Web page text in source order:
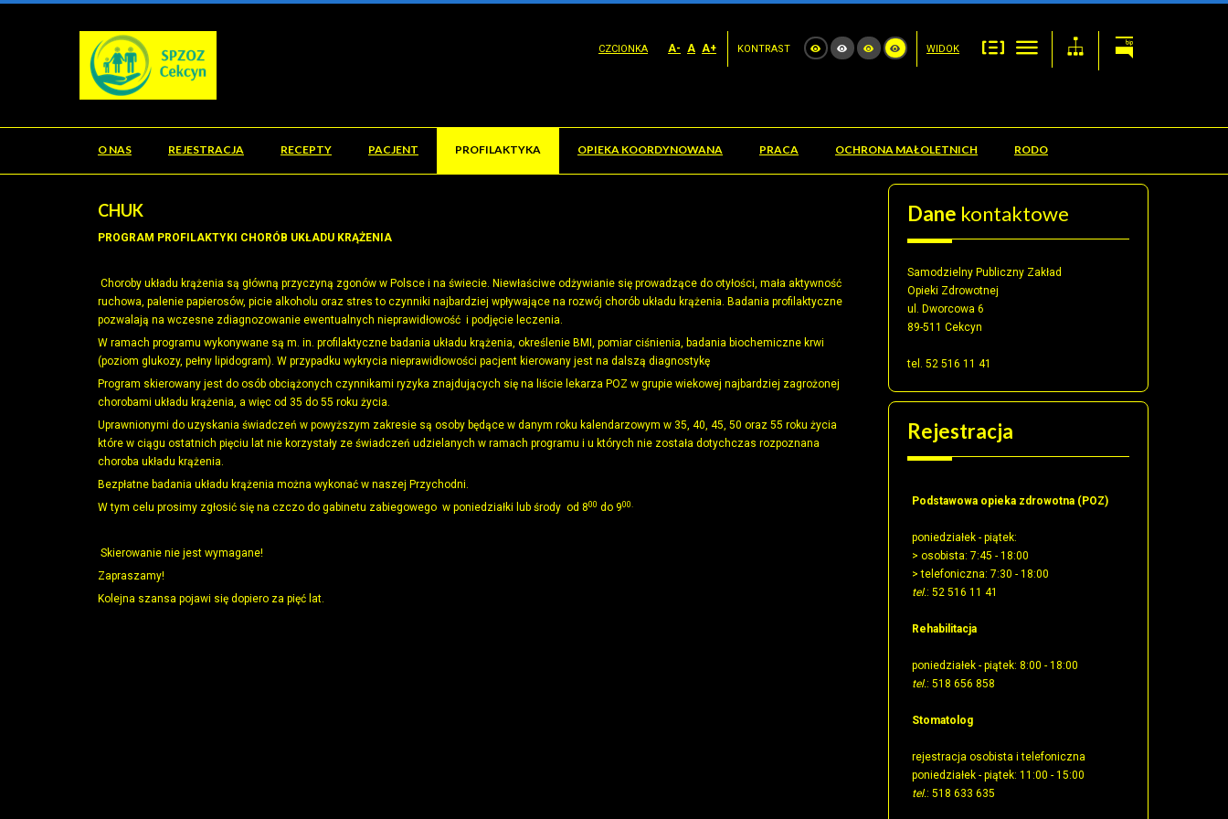
CZCIONKA A- A A+ KONTRAST WIDOK
O NAS REJESTRACJA RECEPTY PACJENT PROFILAKTYKA OPIEKA KOORDYNOWANA PRACA OCHRONA MAŁOLETNICH RODO
CHUK
PROGRAM PROFILAKTYKI CHORÓB UKŁADU KRĄŻENIA
Choroby układu krążenia są główną przyczyną zgonów w Polsce i na świecie. Niewłaściwe odżywianie się prowadzące do otyłości, mała aktywność
ruchowa, palenie papierosów, picie alkoholu oraz stres to czynniki najbardziej wpływające na rozwój chorób układu krążenia. Badania profilaktyczne
pozwalają na wczesne zdiagnozowanie ewentualnych nieprawidłowość i podjęcie leczenia.
W ramach programu wykonywane są m. in. profilaktyczne badania układu krążenia, określenie BMI, pomiar ciśnienia, badania biochemiczne krwi
(poziom glukozy, pełny lipidogram). W przypadku wykrycia nieprawidłowości pacjent kierowany jest na dalszą diagnostykę
Program skierowany jest do osób obciążonych czynnikami ryzyka znajdujących się na liście lekarza POZ w grupie wiekowej najbardziej zagrożonej
chorobami układu krążenia, a więc od 35 do 55 roku życia.
Uprawnionymi do uzyskania świadczeń w powyższym zakresie są osoby będące w danym roku kalendarzowym w 35, 40, 45, 50 oraz 55 roku życia
które w ciągu ostatnich pięciu lat nie korzystały ze świadczeń udzielanych w ramach programu i u których nie została dotychczas rozpoznana
choroba układu krążenia.
Bezpłatne badania układu krążenia można wykonać w naszej Przychodni.
W tym celu prosimy zgłosić się na czczo do gabinetu zabiegowego w poniedziałki lub środy od 800 do 900.
Skierowanie nie jest wymagane!
Zapraszamy!
Kolejna szansa pojawi się dopiero za pięć lat.
Dane kontaktowe
Samodzielny Publiczny Zakład
Opieki Zdrowotnej
ul. Dworcowa 6
89-511 Cekcyn
tel. 52 516 11 41
Rejestracja
Podstawowa opieka zdrowotna (POZ)
poniedziałek - piątek:
> osobista: 7:45 - 18:00
> telefoniczna: 7:30 - 18:00
tel.: 52 516 11 41
Rehabilitacja
poniedziałek - piątek: 8:00 - 18:00
tel.: 518 656 858
Stomatolog
rejestracja osobista i telefoniczna
poniedziałek - piątek: 11:00 - 15:00
tel.: 518 633 635